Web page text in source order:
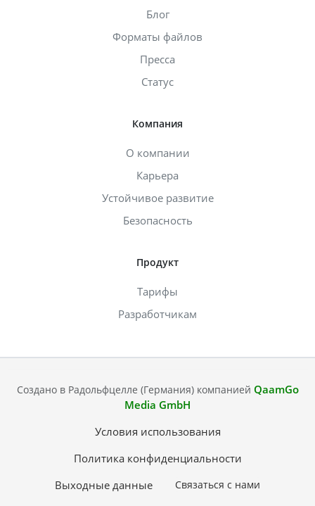
Блог
Форматы файлов
Пресса
Статус
Компания
О компании
Карьера
Устойчивое развитие
Безопасность
Продукт
Тарифы
Разработчикам
Создано в Радольфцелле (Германия) компанией QaamGo
Media GmbH
Условия использования
Политика конфиденциальности
Выходные данные
Связаться с нами